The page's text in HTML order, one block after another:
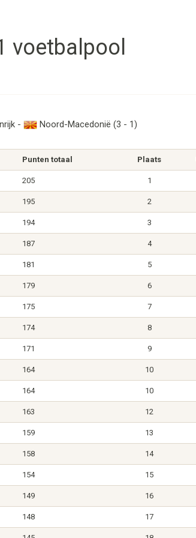
voetbalpool
- Noord-Macedonië (3 - 1)
Punten totaal Plaats
205 1
195 2
194 3
187 4
181 5
179 6
175 7
174 8
171 9
164 10
164 10
163 12
159 13
158 14
154 15
149 16
148 17